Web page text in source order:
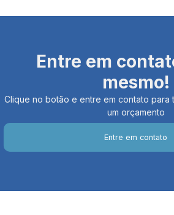
Entre em
mesmo!
Clique no botão e entre em contato para
um orçamento
Entre em contato